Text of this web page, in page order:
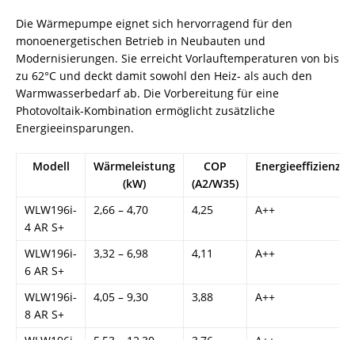
Die Wärmepumpe eignet sich hervorragend für den
monoenergetischen Betrieb in Neubauten und
Modernisierungen. Sie erreicht Vorlauftemperaturen von bis
zu 62°C und deckt damit sowohl den Heiz- als auch den
Warmwasserbedarf ab. Die Vorbereitung für eine
Photovoltaik-Kombination ermöglicht zusätzliche
Energieeinsparungen.
Modell
Wärmeleistung
(kW)
COP
(A2/W35)
WLW196i-
4 AR S+
2,66 – 4,70 4,25 A++
WLW196i-
6 AR S+
3,32 – 6,98 4,11 A++
WLW196i-
8 AR S+
4,05 – 9,30 3,88 A++